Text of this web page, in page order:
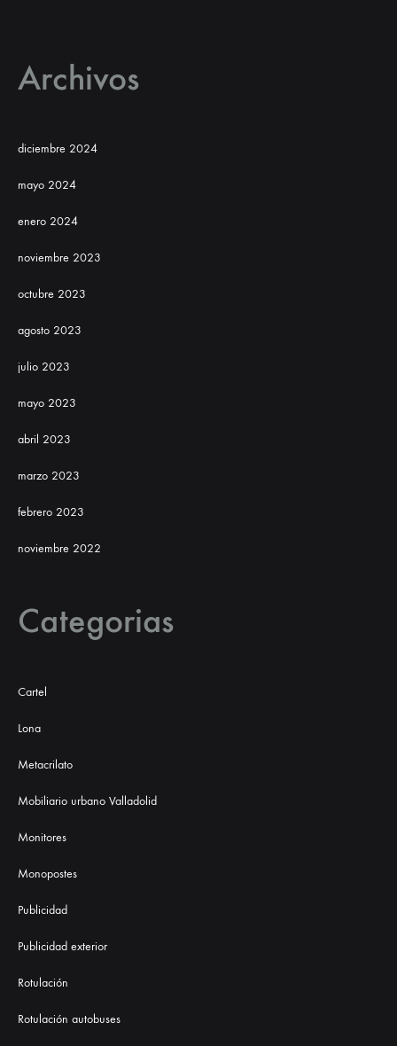
Archivos
diciembre 2024
mayo 2024
enero 2024
noviembre 2023
octubre 2023
agosto 2023
julio 2023
mayo 2023
abril 2023
marzo 2023
febrero 2023
noviembre 2022
Categorias
Cartel
Lona
Metacrilato
Mobiliario urbano Valladolid
Monitores
Monopostes
Publicidad
Publicidad exterior
Rotulación
Rotulación autobuses